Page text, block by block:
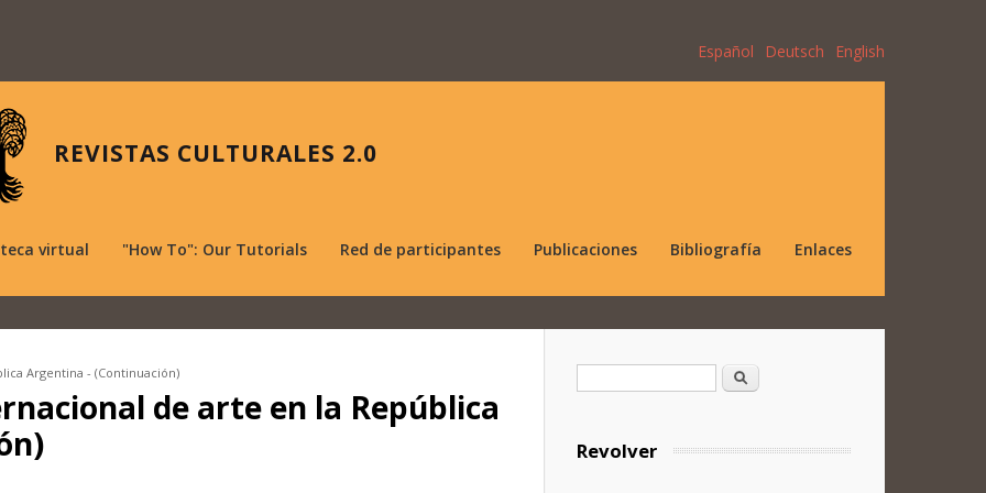
Español Deutsch English
REVISTAS CULTURALES 2.0
virtual "How To": Our Tutorials Red de participantes Publicaciones Bibliografía Enlaces
Argentina - (Continuación)
de arte en la República
Formulario de búsqueda
Buscar
Revolver